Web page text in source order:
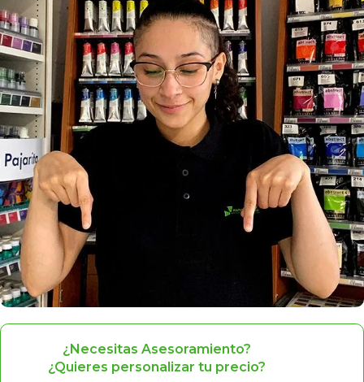
¿Necesitas Asesoramiento?
¿Quieres personalizar tu precio?